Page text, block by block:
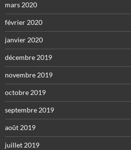
mars 2020
février 2020
janvier 2020
décembre 2019
novembre 2019
octobre 2019
septembre 2019
août 2019
juillet 2019